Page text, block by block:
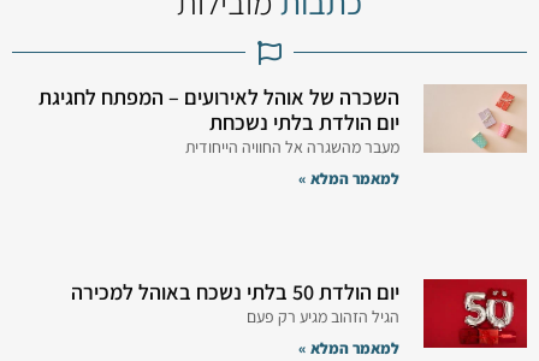
השכרה של אוהל לאירועים – המפתח לחגיגת
יום הולדת בלתי נשכחת
מעבר מהשגרה אל החוויה הייחודית
למאמר המלא »
יום הולדת 50 בלתי נשכח באוהל למכירה
הגיל הזהוב מגיע רק פעם
למאמר המלא »